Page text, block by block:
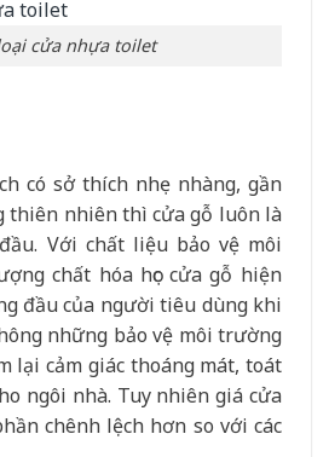
cửa nhựa toilet
có sở thích nhẹ nhàng, gần
thiên nhiên thì cửa gỗ luôn là
Với chất liệu bảo vệ môi
chất hóa học cửa gỗ hiện
đầu của người tiêu dùng khi
những bảo vệ môi trường
lại cảm giác thoáng mát, toát
ngôi nhà. Tuy nhiên giá cửa
chênh lệch hơn so với các